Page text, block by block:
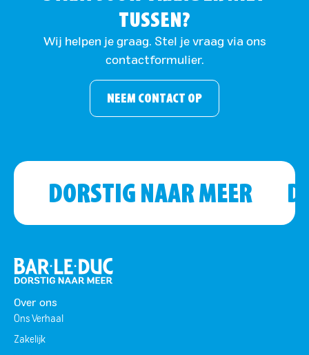
TUSSEN?
Wij helpen je graag. Stel je vraag via ons
contactformulier.
NEEM CONTACT OP
DORSTIG NAAR MEER
Over ons
Ons Verhaal
Zakelijk